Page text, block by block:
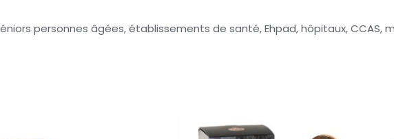
personnes âgées, établissements de santé, Ehpad, hôpitaux, CCAS,